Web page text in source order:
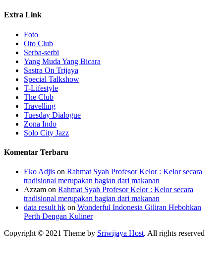
Extra Link
Foto
Oto Club
Serba-serbi
Yang Muda Yang Bicara
Sastra On Trijaya
Special Talkshow
T-Lifestyle
The Club
Travelling
Tuesday Dialogue
Zona Indo
Solo City Jazz
Komentar Terbaru
Eko Adjis on Rahmat Syah Profesor Kelor : Kelor secara
tradisional merupakan bagian dari makanan
Azzam on Rahmat Syah Profesor Kelor : Kelor secara
tradisional merupakan bagian dari makanan
data result hk on Wonderful Indonesia Giliran Hebohkan
Perth Dengan Kuliner
Copyright © 2021 Theme by Sriwijaya Host. All rights reserved